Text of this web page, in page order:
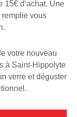
15€ d’achat. Une
remplie vous
votre nouveau
à Saint-Hippolyte
verre et déguster